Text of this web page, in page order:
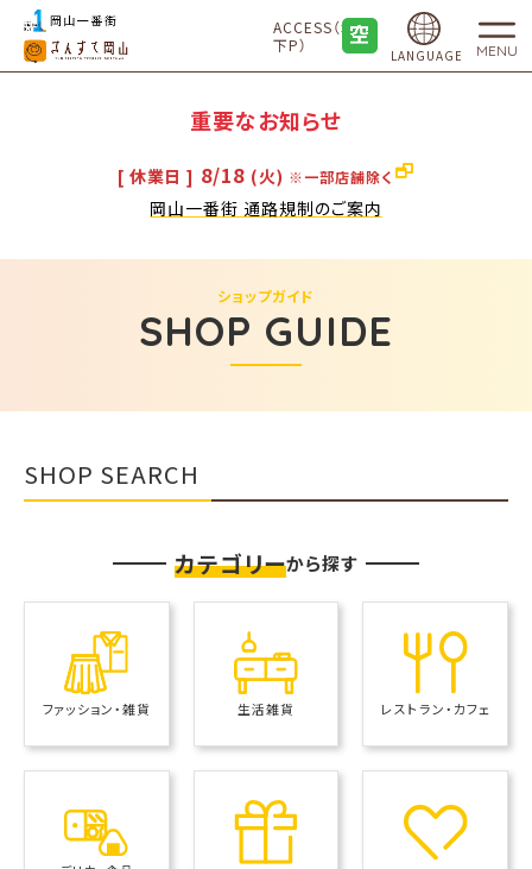
ACCESS（地
下P）
LANGUAGE MENU
重要なお知らせ
[ 休業日 ] 8/18 (火) ※一部店舗除く
岡山一番街 通路規制のご案内
SHOP GUIDE
ショップガイド
SHOP SEARCH
カテゴリーから探す
ファッション・雑貨 生活雑貨 レストラン・カフェ